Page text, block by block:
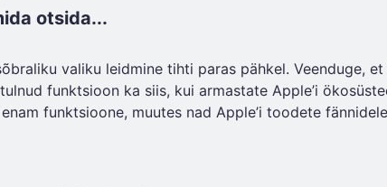
otsida...
valiku leidmine tihti paras pähkel. Veenduge,
funktsioon ka siis, kui armastate Apple’i
funktsioone, muutes nad Apple’i toodete